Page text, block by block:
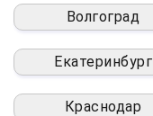
Волгоград
Екатеринбург
Краснодар